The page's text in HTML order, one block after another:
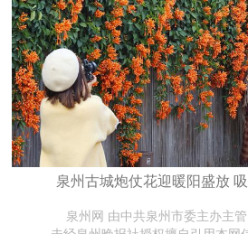
泉州古城炮仗花迎暖阳盛放
泉州网 由中共泉州市委主办主